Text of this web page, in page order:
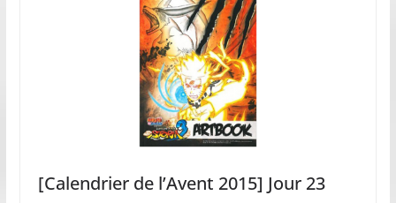
[Calendrier de l’Avent 2015] Jour 23